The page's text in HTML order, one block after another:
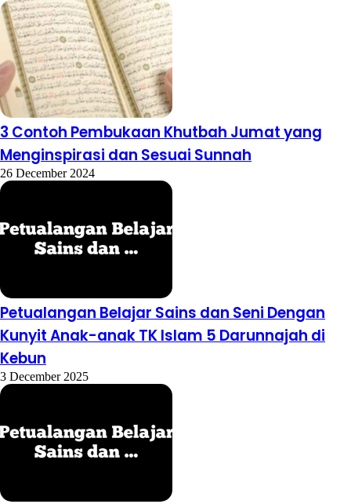
3 Contoh Pembukaan Khutbah Jumat yang
Menginspirasi dan Sesuai Sunnah
26 December 2024
Petualangan Belajar Sains dan Seni Dengan
Kunyit Anak-anak TK Islam 5 Darunnajah di
Kebun
3 December 2025